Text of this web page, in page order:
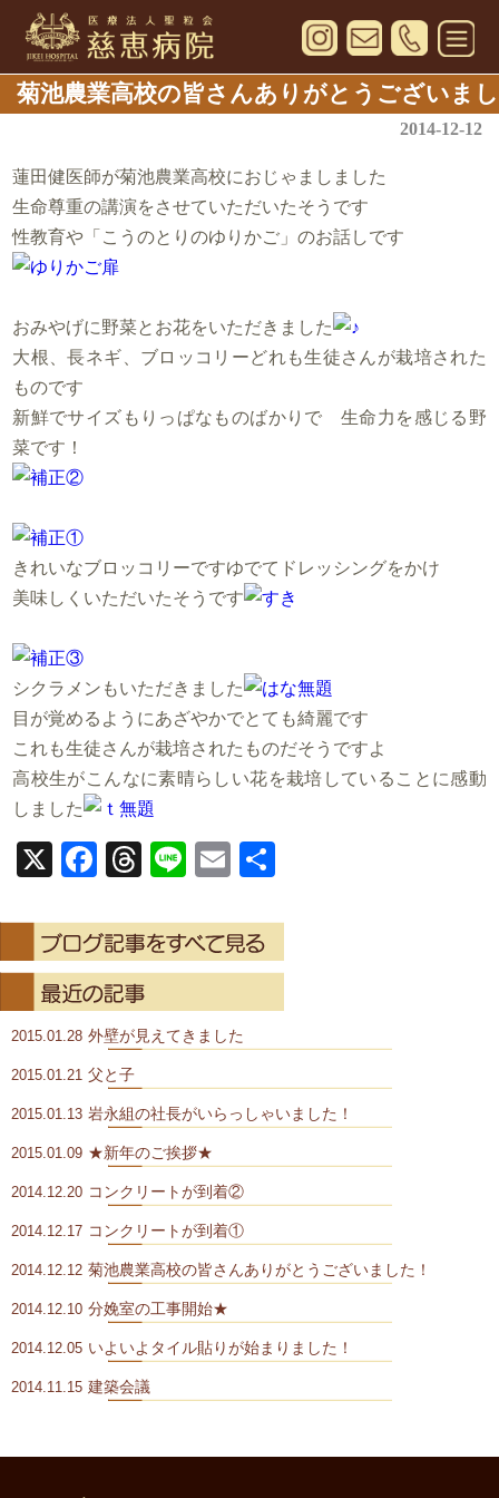
菊池農業高校の皆さんありがとうございまし
2014-12-12
蓮田健医師が菊池農業高校におじゃましました
生命尊重の講演をさせていただいたそうです
性教育や「こうのとりのゆりかご」のお話しです
おみやげに野菜とお花をいただきました
大根、長ネギ、ブロッコリーどれも生徒さんが栽培された
ものです
新鮮でサイズもりっぱなものばかりで 生命力を感じる野
菜です！
きれいなブロッコリーですゆでてドレッシングをかけ
美味しくいただいたそうです
シクラメンもいただきました
目が覚めるようにあざやかでとても綺麗です
これも生徒さんが栽培されたものだそうですよ
高校生がこんなに素晴らしい花を栽培していることに感動
しました
X Facebook
Threads
LineEmail
2015.01.28 外壁が見えてきました
2015.01.21 父と子
2015.01.13 岩永組の社長がいらっしゃいました！
2015.01.09 ★新年のご挨拶★
2014.12.20 コンクリートが到着②
2014.12.17 コンクリートが到着①
2014.12.12 菊池農業高校の皆さんありがとうございました！
2014.12.10 分娩室の工事開始★
2014.12.05 いよいよタイル貼りが始まりました！
2014.11.15 建築会議